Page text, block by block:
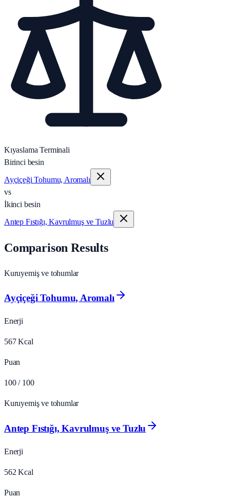
Kıyaslama Terminali
Birinci besin
Ayçiçeği Tohumu, Aromalı
vs
İkinci besin
Antep Fıstığı, Kavrulmuş ve Tuzlu
Comparison Results
Kuruyemiş ve tohumlar
Ayçiçeği Tohumu, Aromalı
Enerji
567 Kcal
Puan
100 / 100
Kuruyemiş ve tohumlar
Antep Fıstığı, Kavrulmuş ve Tuzlu
Enerji
562 Kcal
Puan